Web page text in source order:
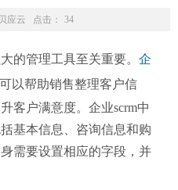
贝应云 点击： 34
的管理工具至关重要。 企
以帮助销售整理客户信
客户满意度。企业scrm中
基本信息、咨询信息和购
需要设置相应的字段，并